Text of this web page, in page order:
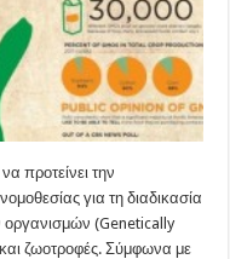
προτείνει την
για τη διαδικασία
οργανισμών (Genetically
ζωοτροφές. Σύμφωνα με